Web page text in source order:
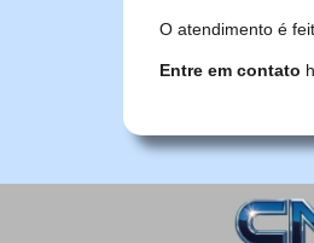
O atendimento é
Entre em contato